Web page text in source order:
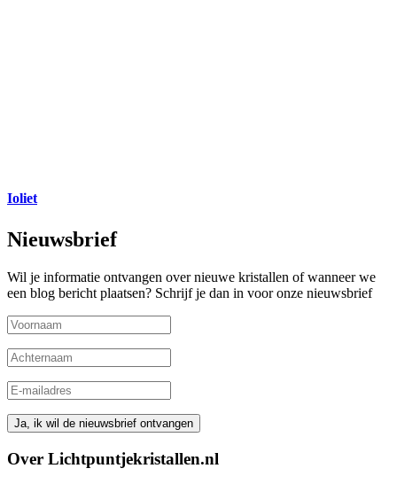
Ioliet
Nieuwsbrief
Wil je informatie ontvangen over nieuwe kristallen of wanneer we
een blog bericht plaatsen? Schrijf je dan in voor onze nieuwsbrief
Over Lichtpuntjekristallen.nl